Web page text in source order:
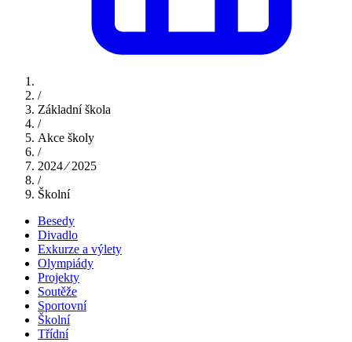
/
Základní škola
/
Akce školy
/
2024 ⁄ 2025
/
Školní
Besedy
Divadlo
Exkurze a výlety
Olympiády
Projekty
Soutěže
Sportovní
Školní
Třídní